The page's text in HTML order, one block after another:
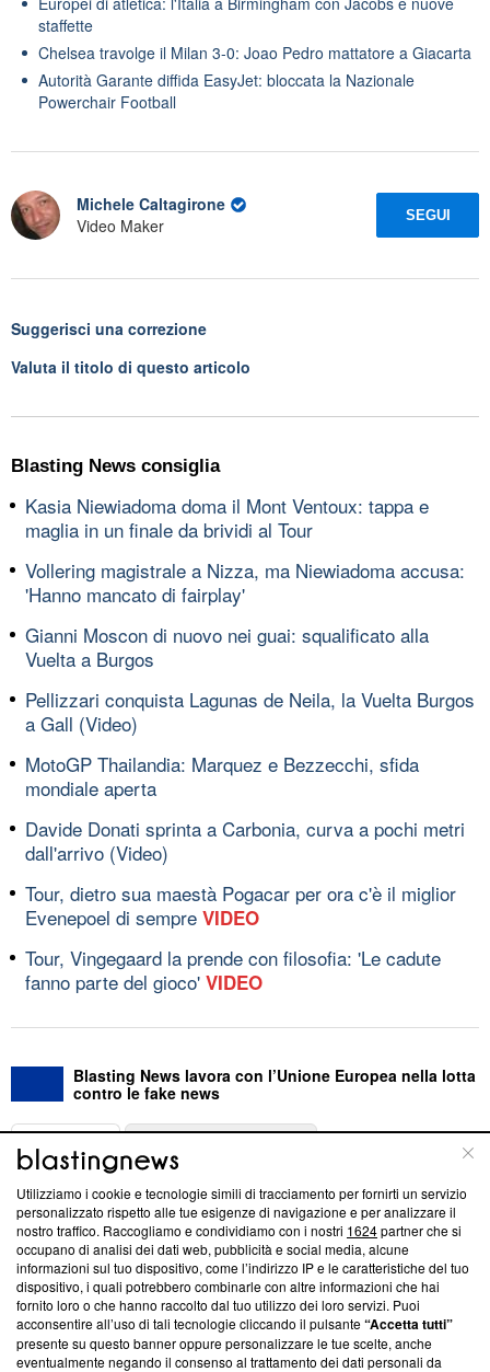
staffette
Chelsea travolge il Milan 3-0: Joao Pedro mattatore a Giacarta
Autorità Garante diffida EasyJet: bloccata la Nazionale
Powerchair Football
Michele Caltagirone
Video Maker
SEGUI
Suggerisci una correzione
Valuta il titolo di questo articolo
Blasting News consiglia
Kasia Niewiadoma doma il Mont Ventoux: tappa e
maglia in un finale da brividi al Tour
Vollering magistrale a Nizza, ma Niewiadoma accusa:
'Hanno mancato di fairplay'
Gianni Moscon di nuovo nei guai: squalificato alla
Vuelta a Burgos
Pellizzari conquista Lagunas de Neila, la Vuelta Burgos
a Gall (Video)
MotoGP Thailandia: Marquez e Bezzecchi, sfida
mondiale aperta
Davide Donati sprinta a Carbonia, curva a pochi metri
dall'arrivo (Video)
Tour, dietro sua maestà Pogacar per ora c'è il miglior
Evenepoel di sempre VIDEO
Tour, Vingegaard la prende con filosofia: 'Le cadute
fanno parte del gioco' VIDEO
Blasting News lavora con l’Unione Europea nella lotta
contro le fake news
ABOUT
Questa sezione offre informazioni trasparenti su Blasting
News, sui nostri processi editoriali e su come ci impegniamo a
creare news di qualità. Inoltre, afferma la nostra aderenza a
‘Trust Project - News with Integrity’Blasting News non è
ancora membro del programma, ma ha richiesto di farne
parte; Trust Project non ha ancora effettuato una verifica di
conformità agli standard.
Utilizziamo i cookie e tecnologie simili di tracciamento per fornirti un servizio
personalizzato rispetto alle tue esigenze di navigazione e per analizzare il
nostro traffico. Raccogliamo e condividiamo con i nostri 1624partner che si
occupano di analisi dei dati web, pubblicità e social media, alcune
informazioni sul tuo dispositivo, come l’indirizzo IP e le caratteristiche del tuo
dispositivo, i quali potrebbero combinarle con altre informazioni che hai
fornito loro o che hanno raccolto dal tuo utilizzo dei loro servizi. Puoi
acconsentire all’uso di tali tecnologie cliccando il pulsante“Accetta tutti”
presente su questo banner oppure personalizzare le tue scelte, anche
eventualmente negando il consenso al trattamento dei dati personali da